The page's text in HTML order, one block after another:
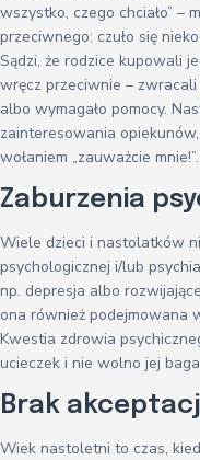
wszystko, czego chciało” –
przeciwnego: czuło się
Sądzi, że rodzice kupowali
wręcz przeciwnie –
albo wymagało pomocy.
zainteresowania
wołaniem „zauważcie mnie!”.
Zaburzenia
Wiele dzieci i nastolatków
psychologicznej i/lub
np. depresja albo
ona również podejmowana
Kwestia zdrowia
ucieczek i nie wolno jej
Brak
Wiek nastoletni to czas,